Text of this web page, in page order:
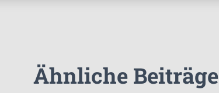
Ähnliche Beiträge